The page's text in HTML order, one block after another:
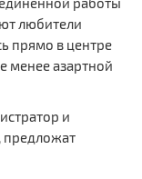
любители
прямо в центре
менее азартной
и
предложат